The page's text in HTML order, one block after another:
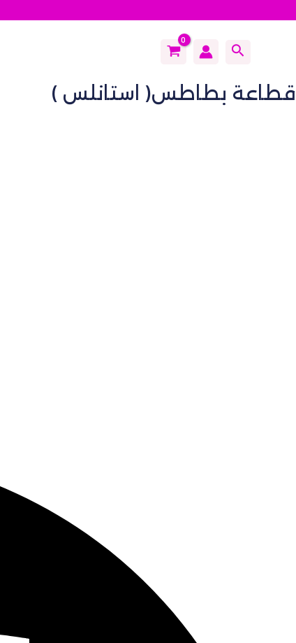
Search
قطاعة بطاطس( استانلس )